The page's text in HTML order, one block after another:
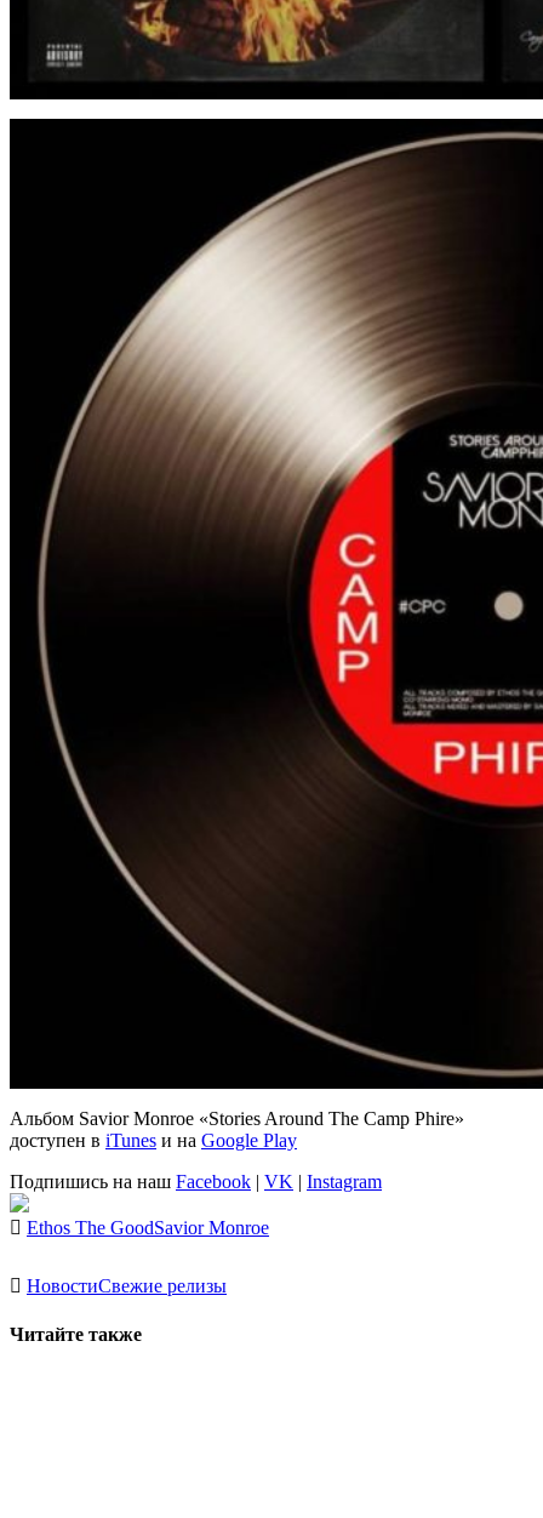
Альбом Savior Monroe «Stories Around The Camp Phire»
доступен в iTunes и на Google Play
Подпишись на наш Facebook | VK | Instagram
Ethos The GoodSavior Monroe
НовостиСвежие релизы
Читайте также